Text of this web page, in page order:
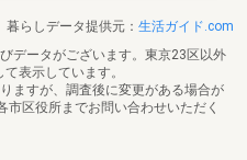
暮らしデータ提供元： 生活ガイド.com
データがございます。東京23区以外
表示しています。
ますが、調査後に変更がある場合が
区役所までお問い合わせいただく